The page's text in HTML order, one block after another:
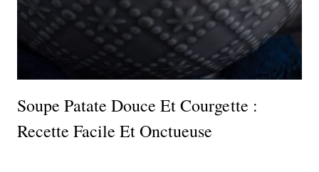
Soupe Patate Douce Et Courgette :
Recette Facile Et Onctueuse